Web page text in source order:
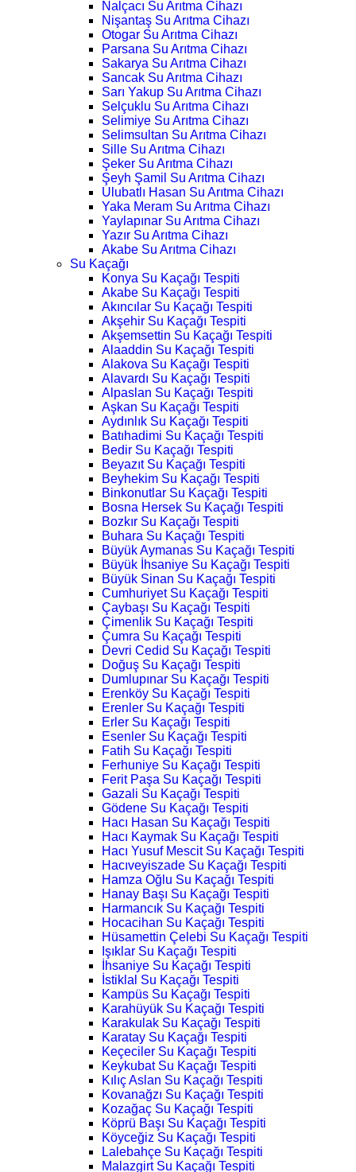
Nalçacı Su Arıtma Cihazı
Nişantaş Su Arıtma Cihazı
Otogar Su Arıtma Cihazı
Parsana Su Arıtma Cihazı
Sakarya Su Arıtma Cihazı
Sancak Su Arıtma Cihazı
Sarı Yakup Su Arıtma Cihazı
Selçuklu Su Arıtma Cihazı
Selimiye Su Arıtma Cihazı
Selimsultan Su Arıtma Cihazı
Sille Su Arıtma Cihazı
Şeker Su Arıtma Cihazı
Şeyh Şamil Su Arıtma Cihazı
Ulubatlı Hasan Su Arıtma Cihazı
Yaka Meram Su Arıtma Cihazı
Yaylapınar Su Arıtma Cihazı
Yazır Su Arıtma Cihazı
Akabe Su Arıtma Cihazı
Su Kaçağı
Konya Su Kaçağı Tespiti
Akabe Su Kaçağı Tespiti
Akıncılar Su Kaçağı Tespiti
Akşehir Su Kaçağı Tespiti
Akşemsettin Su Kaçağı Tespiti
Alaaddin Su Kaçağı Tespiti
Alakova Su Kaçağı Tespiti
Alavardı Su Kaçağı Tespiti
Alpaslan Su Kaçağı Tespiti
Aşkan Su Kaçağı Tespiti
Aydınlık Su Kaçağı Tespiti
Batıhadimi Su Kaçağı Tespiti
Bedir Su Kaçağı Tespiti
Beyazıt Su Kaçağı Tespiti
Beyhekim Su Kaçağı Tespiti
Binkonutlar Su Kaçağı Tespiti
Bosna Hersek Su Kaçağı Tespiti
Bozkır Su Kaçağı Tespiti
Buhara Su Kaçağı Tespiti
Büyük Aymanas Su Kaçağı Tespiti
Büyük İhsaniye Su Kaçağı Tespiti
Büyük Sinan Su Kaçağı Tespiti
Cumhuriyet Su Kaçağı Tespiti
Çaybaşı Su Kaçağı Tespiti
Çimenlik Su Kaçağı Tespiti
Çumra Su Kaçağı Tespiti
Devri Cedid Su Kaçağı Tespiti
Doğuş Su Kaçağı Tespiti
Dumlupınar Su Kaçağı Tespiti
Erenköy Su Kaçağı Tespiti
Erenler Su Kaçağı Tespiti
Erler Su Kaçağı Tespiti
Esenler Su Kaçağı Tespiti
Fatih Su Kaçağı Tespiti
Ferhuniye Su Kaçağı Tespiti
Ferit Paşa Su Kaçağı Tespiti
Gazali Su Kaçağı Tespiti
Gödene Su Kaçağı Tespiti
Hacı Hasan Su Kaçağı Tespiti
Hacı Kaymak Su Kaçağı Tespiti
Hacı Yusuf Mescit Su Kaçağı Tespiti
Hacıveyiszade Su Kaçağı Tespiti
Hamza Oğlu Su Kaçağı Tespiti
Hanay Başı Su Kaçağı Tespiti
Harmancık Su Kaçağı Tespiti
Hocacihan Su Kaçağı Tespiti
Hüsamettin Çelebi Su Kaçağı Tespiti
Işıklar Su Kaçağı Tespiti
İhsaniye Su Kaçağı Tespiti
İstiklal Su Kaçağı Tespiti
Kampüs Su Kaçağı Tespiti
Karahüyük Su Kaçağı Tespiti
Karakulak Su Kaçağı Tespiti
Karatay Su Kaçağı Tespiti
Keçeciler Su Kaçağı Tespiti
Keykubat Su Kaçağı Tespiti
Kılıç Aslan Su Kaçağı Tespiti
Kovanağzı Su Kaçağı Tespiti
Kozağaç Su Kaçağı Tespiti
Köprü Başı Su Kaçağı Tespiti
Köyceğiz Su Kaçağı Tespiti
Lalebahçe Su Kaçağı Tespiti
Malazgirt Su Kaçağı Tespiti